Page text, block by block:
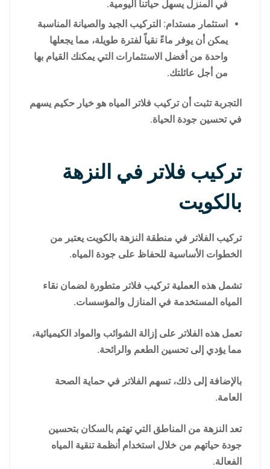
في المنزل يسهل حياتنا اليومية.
استثمار مستدام: التركيب الجيد والصيانة المناسبة
يمكن أن يوفر ماءً نقياً لفترة طويلة، مما يجعلها
واحدة من أفضل الاستثمارات التي يمكنك القيام بها
من أجل عائلتك.
التجربة تثبت أن تركيب فلاتر المياه هو خيار حكيم يسهم
في تحسين جودة الحياة.
تركيب فلاتر في النزهة
بالكويت
تركيب الفلاتر في منطقة النزهة بالكويت يعتبر من
الخطوات الأساسية للحفاظ على جودة المياه.
تشمل هذه العملية تركيب فلاتر متطورة لضمان نقاء
المياه المستخدمة في المنازل والمؤسسات.
تعمل هذه الفلاتر على إزالة الشوائب والمواد الكيميائية،
مما يؤدي إلى تحسين الطعم والرائحة.
بالإضافة إلى ذلك، تسهم الفلاتر في حماية الصحة
العامة.
تعد النزهة من المناطق التي تهتم بالسكان بتحسين
جودة حياتهم من خلال استخدام أنظمة تنقية المياه
الفعالة.